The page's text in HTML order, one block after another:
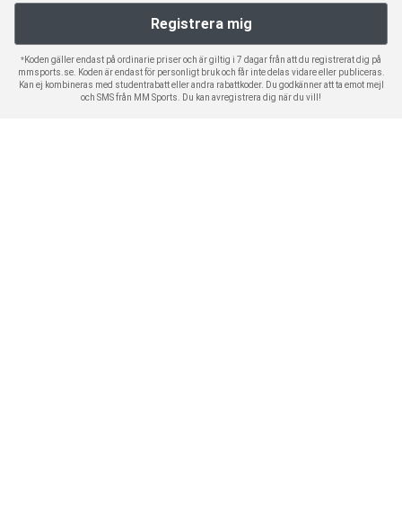
*Koden gäller endast på ordinarie priser och är giltig i 7 dagar från att du registrerat dig på
mmsports.se. Koden är endast för personligt bruk och får inte delas vidare eller publiceras.
Kan ej kombineras med studentrabatt eller andra rabattkoder. Du godkänner att ta emot mejl
och SMS från MM Sports. Du kan avregistrera dig när du vill!